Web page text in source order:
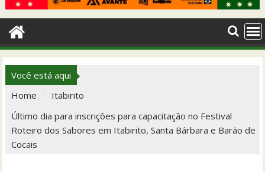
Você está aqui
Home
Itabirito
Último dia para inscrições para capacitação no Festival
Roteiro dos Sabores em Itabirito, Santa Bárbara e Barão de
Cocais